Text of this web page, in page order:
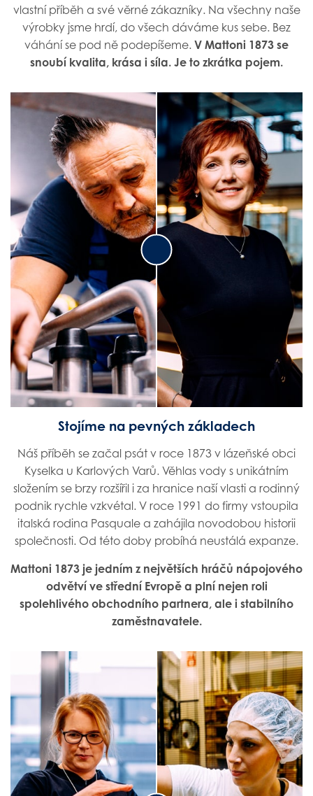
vlastní příběh a své věrné zákazníky. Na všechny naše
výrobky jsme hrdí, do všech dáváme kus sebe. Bez
váhání se pod ně podepíšeme. V Mattoni 1873 se
snoubí kvalita, krása i síla. Je to zkrátka pojem.
David J.
Mechanik
Dáša B.
Junior key account
Stojíme na pevných základech
Náš příběh se začal psát v roce 1873 v lázeňské obci
Kyselka u Karlových Varů. Věhlas vody s unikátním
složením se brzy rozšířil i za hranice naší vlasti a rodinný
podnik rychle vzkvétal. V roce 1991 do firmy vstoupila
italská rodina Pasquale a zahájila novodobou historii
společnosti. Od této doby probíhá neustálá expanze.
Mattoni 1873 je jedním z největších hráčů nápojového
odvětví ve střední Evropě a plní nejen roli
spolehlivého obchodního partnera, ale i stabilního
zaměstnavatele.